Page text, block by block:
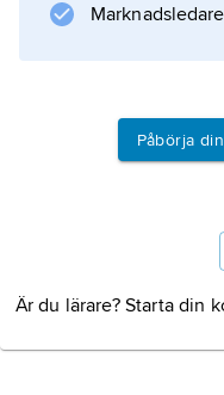
Påbörja
Är du lärare? Starta din